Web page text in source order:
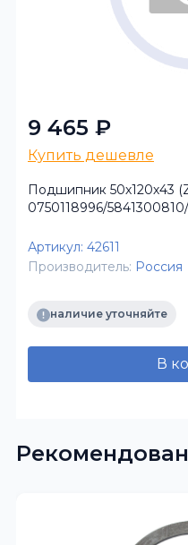
9 465 ₽
Купить дешевле
Подшипник 50х120х43
0750118996/
Артикул: 42611
Производитель: Россия
наличие уточняйте
В